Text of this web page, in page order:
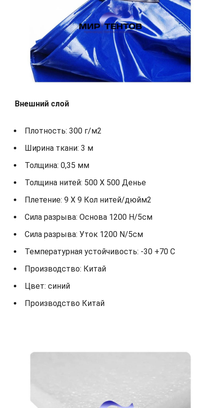
Внешний слой
Плотность: 300 г/м2
Ширина ткани: 3 м
Толщина: 0,35 мм
Толщина нитей: 500 X 500 Денье
Плетение: 9 X 9 Кол нитей/дюйм2
Сила разрыва: Основа 1200 Н/5см
Сила разрыва: Уток 1200 N/5см
Температурная устойчивость: -30 +70 С
Производство: Китай
Цвет: синий
Производство Китай